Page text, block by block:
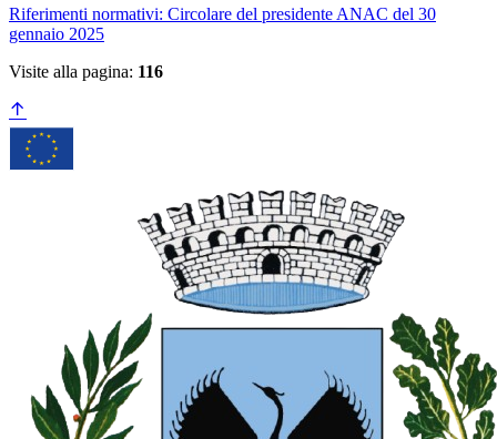
Riferimenti normativi: Circolare del presidente ANAC del 30
gennaio 2025
Visite alla pagina: 116